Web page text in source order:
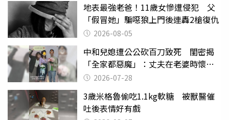
地表最強老爸！11歲女慘遭侵犯 父
「假冒她」騙噁狼上門後連轟2槍復仇
2026-08-05
中和兒媳遭公公砍百刀致死 閨密揭
「全家都惡魔」：丈夫在老婆時懷孕
摔東西
2026-07-28
3歲米格魯偷吃1.1kg軟糖 被獸醫催
吐後表情好有戲